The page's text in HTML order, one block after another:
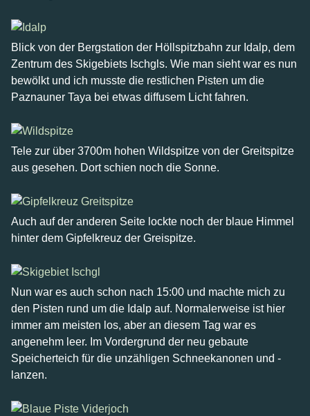
Blick von der Bergstation der Höllspitzbahn zur Idalp, dem
Zentrum des Skigebiets Ischgls. Wie man sieht war es nun
bewölkt und ich musste die restlichen Pisten um die
Paznauner Taya bei etwas diffusem Licht fahren.
Tele zur über 3700m hohen Wildspitze von der Greitspitze
aus gesehen. Dort schien noch die Sonne.
Auch auf der anderen Seite lockte noch der blaue Himmel
hinter dem Gipfelkreuz der Greispitze.
Nun war es auch schon nach 15:00 und machte mich zu
den Pisten rund um die Idalp auf. Normalerweise ist hier
immer am meisten los, aber an diesem Tag war es
angenehm leer. Im Vordergrund der neu gebaute
Speicherteich für die unzähligen Schneekanonen und -
lanzen.